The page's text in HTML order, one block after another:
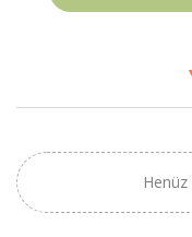
Henüz
2320,00 TL
2100,00 TL